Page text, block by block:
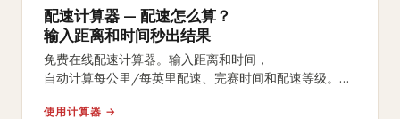
配速计算器 — 配速怎么算？
输入距离和时间秒出结果
免费在线配速计算器。输入距离和时间，
自动计算每公里/每英里配速、完赛时间和配速等级。
使用计算器 →